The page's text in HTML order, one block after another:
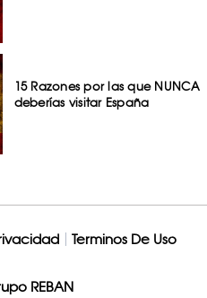
15 Razones por las que NUNCA
deberías visitar España
Terminos De Uso
REBAN